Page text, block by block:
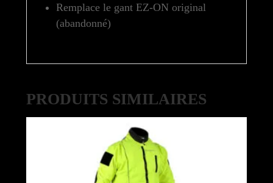
Remplace le gant EZ-ON original
(abandonné)
PRODUITS SIMILAIRES